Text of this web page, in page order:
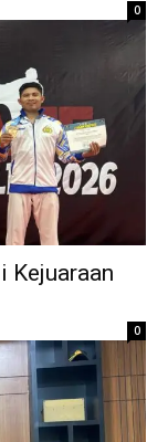
0
Kejuaraan
0